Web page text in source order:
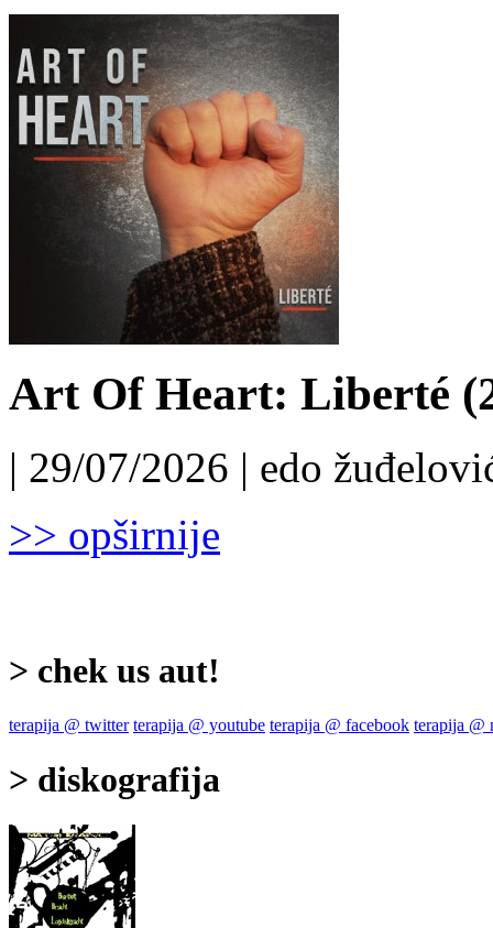
Art Of Heart: Liberté
| 29/07/2026 | edo
>> opširnije
> chek us aut!
terapija @ twitter terapija @ youtube terapija @ facebook terapija @
> diskografija